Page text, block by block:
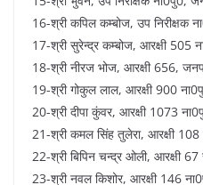
16-श्री कपिल कम्बोज, उप निरीक्षक
17-श्री सुरेन्द्र कम्बोज, आरक्षी
18-श्री नीरज भोज, आरक्षी 656,
19-श्री गोकुल लाल, आरक्षी 900
20-श्री दीपा कुंवर, आरक्षी 1073
21-श्री कमल सिंह तुलेरा, आरक्षी
22-श्री बिपिन चन्द्र ओली, आरक्षी
23-श्री नवल किशोर, आरक्षी 146